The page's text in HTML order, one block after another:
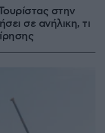
στην
σε ανήλικη, τι